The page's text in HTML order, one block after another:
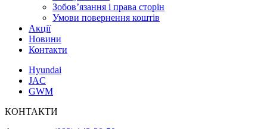
Зобов’язання і права сторін
Умови повернення коштів
Акції
Новини
Контакти
Hyundai
JAC
GWM
КОНТАКТИ